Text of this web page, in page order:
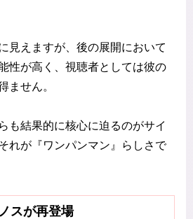
見えますが、後の展開において
性が高く、視聴者としては彼の
ません。
も結果的に核心に迫るのがサイ
れが『ワンパンマン』らしさで
スが再登場